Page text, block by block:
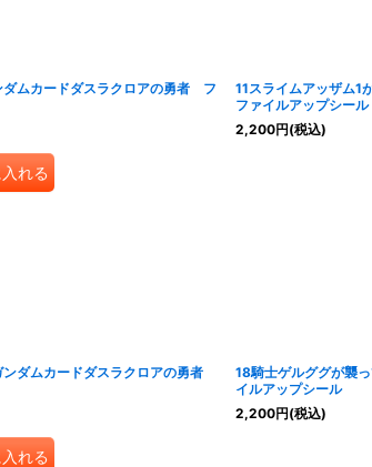
ムカードダスラクロアの勇者 フ
れる
11スライムアッザム
ファイルアップシール
2,200円(税込)
ダムカードダスラクロアの勇者
れる
18騎士ゲルググが襲
イルアップシール
2,200円(税込)